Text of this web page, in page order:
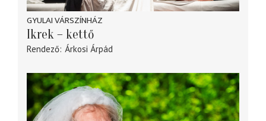
GYULAI VÁRSZÍNHÁZ
Ikrek – kettő
Rendező Árkosi Árpád